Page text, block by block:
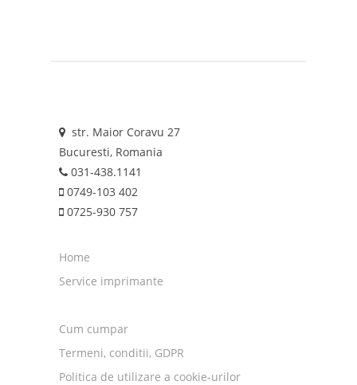
str. Maior Coravu 27
Bucuresti, Romania
031-438.1141
0749-103 402
0725-930 757
Home
Service imprimante
Cum cumpar
Termeni, conditii, GDPR
Politica de utilizare a cookie-urilor